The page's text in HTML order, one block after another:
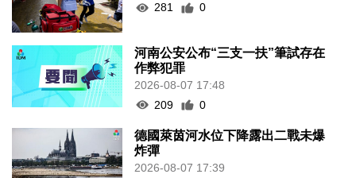
281
0
河南公安公布“三支一扶”筆試存在
作弊犯罪
2026-08-07 17:48
209
0
德國萊茵河水位下降露出二戰未爆
炸彈
2026-08-07 17:39